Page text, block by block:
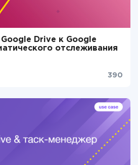
Drive к Google
отслеживания
390